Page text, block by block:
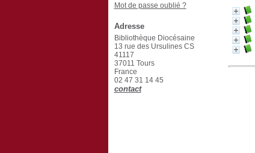
Mot de passe oublié ?
Adresse
Bibliothèque Diocésaine
13 rue des Ursulines CS
41117
37011 Tours
France
02 47 31 14 45
contact